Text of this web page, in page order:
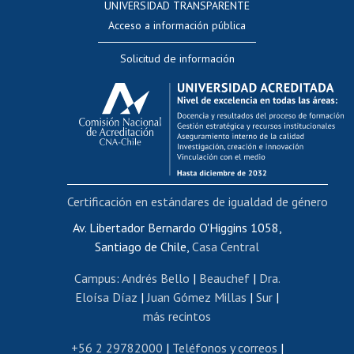
Perfeccionamiento
Editar Portafolio Académico
Evaluación docente
Calificación académica
Postulación al AUCAI
Funcionarias/os
Cursos internos de capacitación
Bienestar del personal
Portal de movilidad interna
Certificado de renta
Certificado de renta honorarios
Editar páginas blancas
Extranjeras/os
Revalidación y reconocimiento de títulos
UNIVERSIDAD TRANSPARENTE
Acceso a información pública
Solicitud de información
Av. Libertador Bernardo O'Higgins 1058,
Santiago de Chile, Casa Central
Campus: Andrés Bello | Beauchef| Dra.
Eloísa Díaz | Juan Gómez Millas | Sur |
más recintos
+56 2 29782000 | Teléfonos y correos |
Certificación en estándares de igualdad de género